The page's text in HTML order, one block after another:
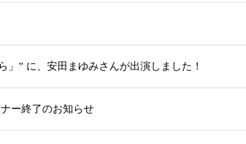
」” に、安田まゆみさんが出演しました！
ー終了のお知らせ